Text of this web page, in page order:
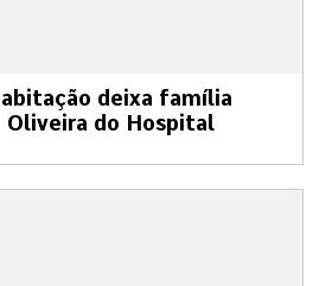
deixa família
Oliveira do Hospital